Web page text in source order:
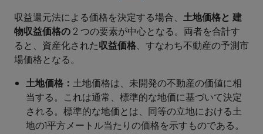
収益還元法による価格を決定する場合、 土地価格と 建
物収益価格の 2 つの要素が中心となる。両者を合計す
ると、資産化された収益価格、すなわち不動産の予測市
場価格となる。
土地価格： 土地価格は、未開発の不動産の価値に相
当する。これは通常、標準的な地価に基づいて決定
される。標準的な地価とは、同等の立地における土
地の1平方メートル当たりの価格を示すものである。